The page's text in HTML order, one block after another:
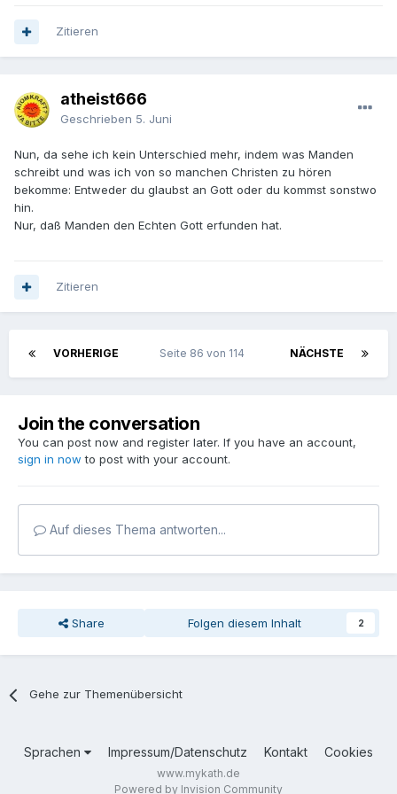
Nicht, dass mich eine so modifizierte Variante Deiner
Zitieren
atheist666
Geschrieben 5. Juni
Nun, da sehe ich kein Unterschied mehr, indem was Manden
schreibt und was ich von so manchen Christen zu hören
bekomme: Entweder du glaubst an Gott oder du kommst sonstwo
hin.
Nur, daß Manden den Echten Gott erfunden hat.
Zitieren
VORHERIGE NÄCHSTE
Seite 86 von 114
Join the conversation
You can post now and register later. If you have an account,
sign in now to post with your account.
Auf dieses Thema antworten...
Share Folgen diesem Inhalt 2
Gehe zur Themenübersicht
Sprachen Impressum/Datenschutz Kontakt Cookies
www.mykath.de
Powered by Invision Community